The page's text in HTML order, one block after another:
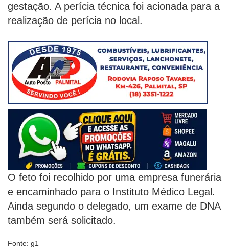
gestação. A perícia técnica foi acionada para a
realização de perícia no local.
O feto foi recolhido por uma empresa funerária
e encaminhado para o Instituto Médico Legal.
Ainda segundo o delegado, um exame de DNA
também será solicitado.
Fonte: g1